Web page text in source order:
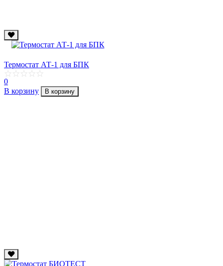
Термостат АТ-1 для БПК
0
В корзину
В корзину